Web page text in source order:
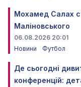
Мохамед Салах
Маліновського
06.08.2026 20:01
Новини
Футбол
Де сьогодні
конференцій: